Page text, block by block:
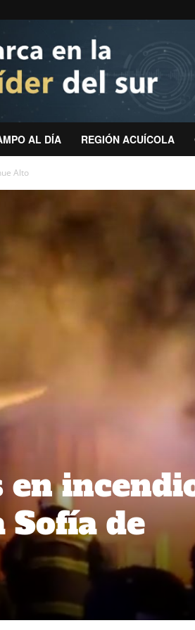
AL DÍA REGIÓN ACUÍCOLA
Alto
en
de